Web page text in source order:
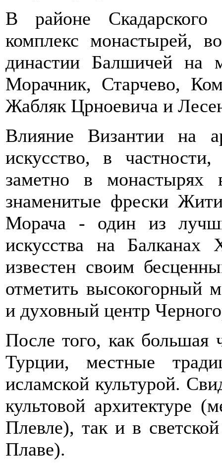
В районе Скадарского
комплекс монастырей,
династии Балшичей на
Морачник, Старчево,
Жабляк Црноевича и
Влияние Византии на
искусство, в
заметно в монастырях
знаменитые фрески
Морача - один из
искусства на
известен своим
отметить высокогорный
и духовный центр
После того, как большая
Турции, местные
исламской культурой.
культовой архитектуре
Плевле), так и в
Плаве).